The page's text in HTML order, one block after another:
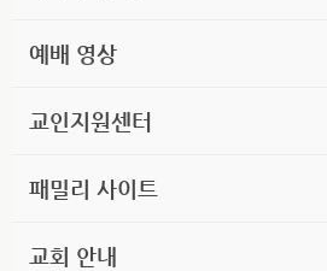
예배 영상
교인지원센터
패밀리 사이트
교회 안내